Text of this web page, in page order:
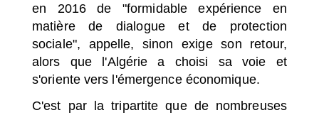
en 2016 de "formidable expérience en
matière de dialogue et de protection
sociale", appelle, sinon exige son retour,
alors que l'Algérie a choisi sa voie et
s'oriente vers l'émergence économique.
C'est par la tripartite que de nombreuses